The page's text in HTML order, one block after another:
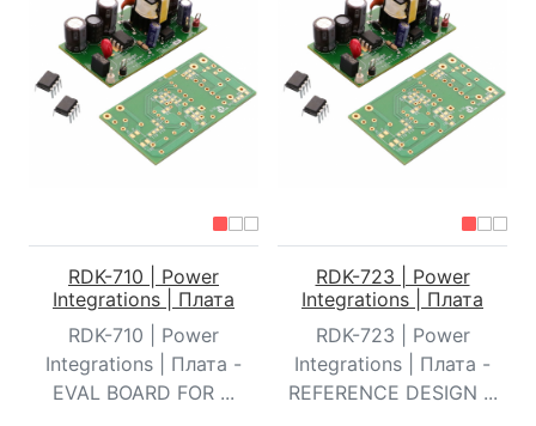
RDK-710 | Power
Integrations | Плата
RDK-710 | Power
Integrations | Плата -
EVAL BOARD FOR ...
RDK-723 | Power
Integrations | Плата
RDK-723 | Power
Integrations | Плата -
REFERENCE DESIGN ...